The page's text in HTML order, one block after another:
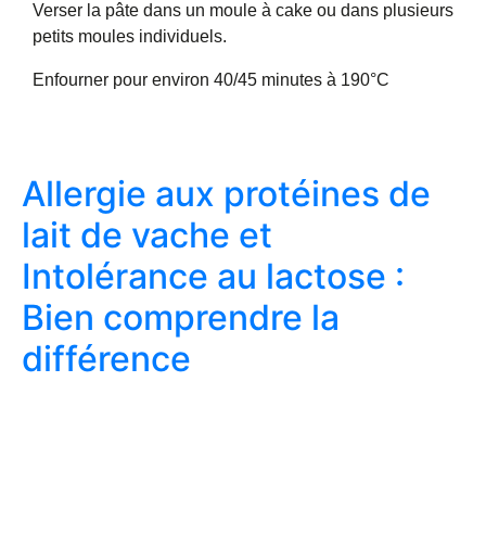
Verser la pâte dans un moule à cake ou dans plusieurs
petits moules individuels.
Enfourner pour environ 40/45 minutes à 190°C
Allergie aux protéines de
lait de vache et
Intolérance au lactose :
Bien comprendre la
différence